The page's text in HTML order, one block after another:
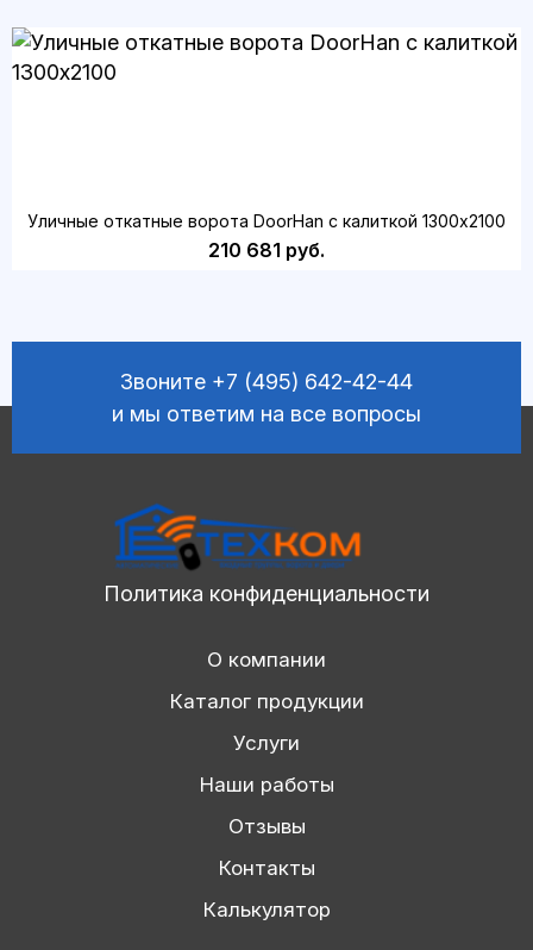
Уличные откатные ворота DoorHan с калиткой 1300х2100
210 681 руб.
Звоните +7 (495) 642-42-44
и мы ответим на все вопросы
Политика конфиденциальности
О компании
Каталог продукции
Услуги
Наши работы
Отзывы
Контакты
Калькулятор